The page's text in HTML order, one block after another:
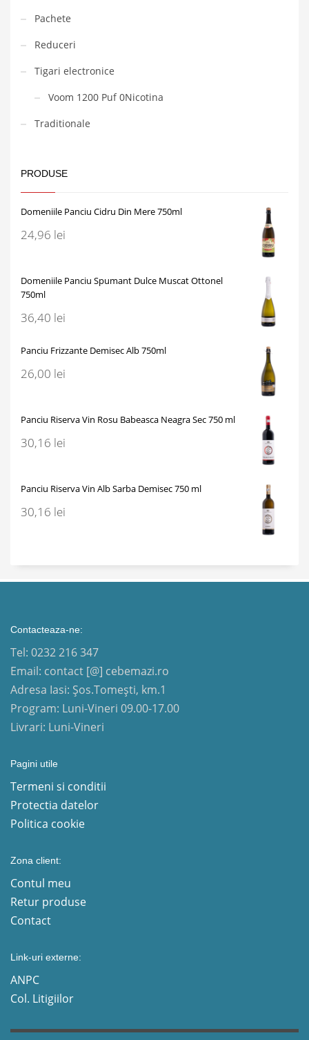
Pachete
Reduceri
Tigari electronice
Voom 1200 Puf 0Nicotina
Traditionale
PRODUSE
Domeniile Panciu Cidru Din Mere 750ml
24,96 lei
Domeniile Panciu Spumant Dulce Muscat Ottonel
750ml
36,40 lei
Panciu Frizzante Demisec Alb 750ml
26,00 lei
Panciu Riserva Vin Rosu Babeasca Neagra Sec 750 ml
30,16 lei
Panciu Riserva Vin Alb Sarba Demisec 750 ml
30,16 lei
Contacteaza-ne:
Tel: 0232 216 347
Email: contact [@] cebemazi.ro
Adresa Iasi: Șos.Tomești, km.1
Program: Luni-Vineri 09.00-17.00
Livrari: Luni-Vineri
Pagini utile
Termeni si conditii
Protectia datelor
Politica cookie
Zona client:
Contul meu
Retur produse
Contact
Link-uri externe:
ANPC
Col. Litigiilor